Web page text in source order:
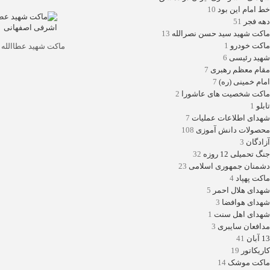
خط امام این بود 10
دهه فجر 51
ماکت شهید سید حسن نصرالله 13
ماکت خودرو 1
شهید رئیسی 6
مقام معظم رهبری 7
امام خمینی (ره) 7
ماکت شخصیت های عاشورا
2
تابلو 1
شهدای اطلاعات عملیات 7
محصولات دانش آموزی 108
آزادگان 3
جنگ تحمیلی 12 روزه
32
دشمنان جمهوری اسلامی 23
ماکت پهپاد 4
شهدای هلال احمر 5
شهدای هوافضا 3
شهدای اهل سنت 1
مدافعان سایبری 3
13 آبان
41
کاریکاتور 19
ماکت موشک 14
ماکت شهید